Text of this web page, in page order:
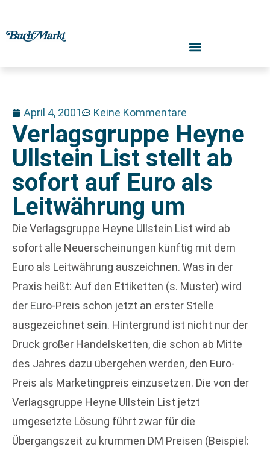
April 4, 2001 Keine Kommentare
Verlagsgruppe Heyne
Ullstein List stellt ab
sofort auf Euro als
Leitwährung um
Die Verlagsgruppe Heyne Ullstein List wird ab
sofort alle Neuerscheinungen künftig mit dem
Euro als Leitwährung auszeichnen. Was in der
Praxis heißt: Auf den Ettiketten (s. Muster) wird
der Euro-Preis schon jetzt an erster Stelle
ausgezeichnet sein. Hintergrund ist nicht nur der
Druck großer Handelsketten, die schon ab Mitte
des Jahres dazu übergehen werden, den Euro-
Preis als Marketingpreis einzusetzen. Die von der
Verlagsgruppe Heyne Ullstein List jetzt
umgesetzte Lösung führt zwar für die
Übergangszeit zu krummen DM Preisen (Beispiel: